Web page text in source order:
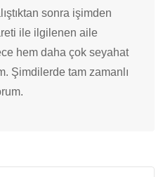
sonra işimden
ile ilgilenen aile
hem daha çok seyahat
Şimdilerde tam zamanlı